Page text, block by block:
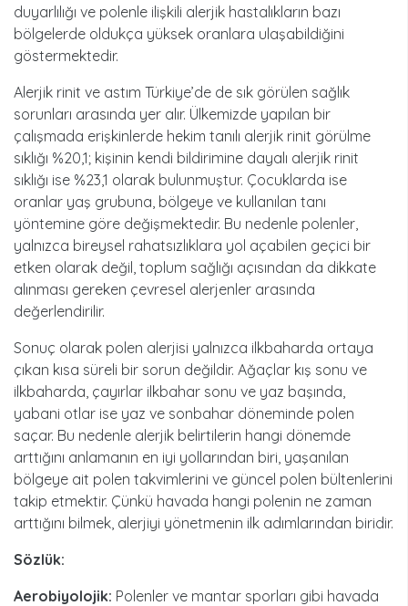
duyarlılığı ve polenle ilişkili alerjik hastalıkların bazı
bölgelerde oldukça yüksek oranlara ulaşabildiğini
göstermektedir.
Alerjik rinit ve astım Türkiye’de de sık görülen sağlık
sorunları arasında yer alır. Ülkemizde yapılan bir
çalışmada erişkinlerde hekim tanılı alerjik rinit görülme
sıklığı %20,1; kişinin kendi bildirimine dayalı alerjik rinit
sıklığı ise %23,1 olarak bulunmuştur. Çocuklarda ise
oranlar yaş grubuna, bölgeye ve kullanılan tanı
yöntemine göre değişmektedir. Bu nedenle polenler,
yalnızca bireysel rahatsızlıklara yol açabilen geçici bir
etken olarak değil, toplum sağlığı açısından da dikkate
alınması gereken çevresel alerjenler arasında
değerlendirilir.
Sonuç olarak polen alerjisi yalnızca ilkbaharda ortaya
çıkan kısa süreli bir sorun değildir. Ağaçlar kış sonu ve
ilkbaharda, çayırlar ilkbahar sonu ve yaz başında,
yabani otlar ise yaz ve sonbahar döneminde polen
saçar. Bu nedenle alerjik belirtilerin hangi dönemde
arttığını anlamanın en iyi yollarından biri, yaşanılan
bölgeye ait polen takvimlerini ve güncel polen bültenlerini
takip etmektir. Çünkü havada hangi polenin ne zaman
arttığını bilmek, alerjiyi yönetmenin ilk adımlarından biridir.
Sözlük:
Aerobiyolojik: Polenler ve mantar sporları gibi havada